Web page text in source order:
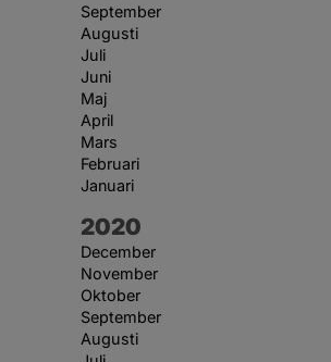
September
Augusti
Juli
Juni
Maj
April
Mars
Februari
Januari
År:
2020
December
November
Oktober
September
Augusti